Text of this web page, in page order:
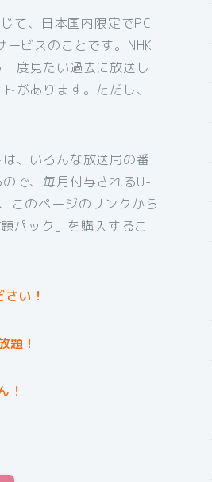
て、日本国内限定でPC
ビスのことです。NHK
度見たい過去に放送し
があります。ただし、
、いろんな放送局の番
で、毎月付与されるU-
このページのリンクから
パック」を購入するこ
い！
題！
！